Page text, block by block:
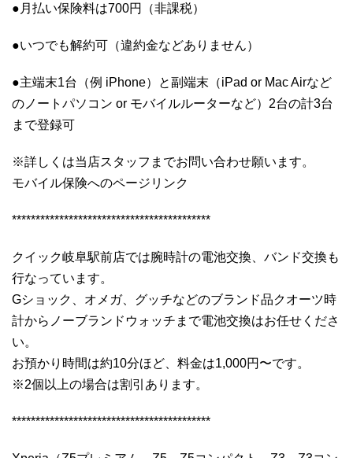
●月払い保険料は700円（非課税）
●いつでも解約可（違約金などありません）
●主端末1台（例 iPhone）と副端末（iPad or Mac Airなど
のノートパソコン or モバイルルーターなど）2台の計3台
まで登録可
※詳しくは当店スタッフまでお問い合わせ願います。
モバイル保険へのページリンク
******************************************
クイック岐阜駅前店では腕時計の電池交換、バンド交換も
行なっています。
Gショック、オメガ、グッチなどのブランド品クオーツ時
計からノーブランドウォッチまで電池交換はお任せくださ
い。
お預かり時間は約10分ほど、料金は1,000円〜です。
※2個以上の場合は割引あります。
******************************************